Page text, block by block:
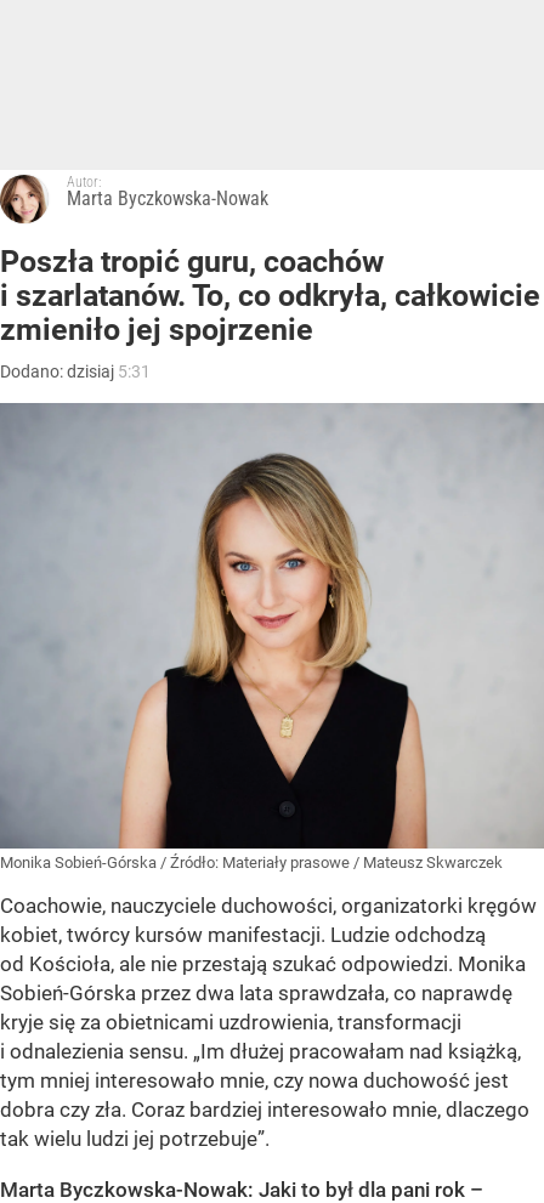
Autor:
Marta Byczkowska-Nowak
Poszła tropić guru, coachów
i szarlatanów. To, co odkryła, całkowicie
zmieniło jej spojrzenie
Dodano:dzisiaj 5:31
Monika Sobień-Górska / Źródło: Materiały prasowe / Mateusz Skwarczek
Coachowie, nauczyciele duchowości, organizatorki kręgów
kobiet, twórcy kursów manifestacji. Ludzie odchodzą
od Kościoła, ale nie przestają szukać odpowiedzi. Monika
Sobień-Górska przez dwa lata sprawdzała, co naprawdę
kryje się za obietnicami uzdrowienia, transformacji
i odnalezienia sensu. „Im dłużej pracowałam nad książką,
tym mniej interesowało mnie, czy nowa duchowość jest
dobra czy zła. Coraz bardziej interesowało mnie, dlaczego
tak wielu ludzi jej potrzebuje”.
Marta Byczkowska-Nowak: Jaki to był dla pani rok –